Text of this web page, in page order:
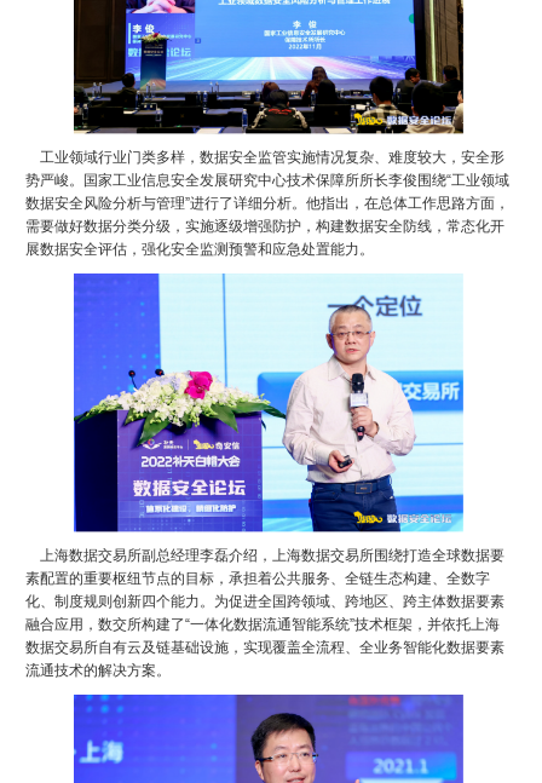
工业领域行业门类多样，数据安全监管实施情况复杂、难度较大，安全形
势严峻。国家工业信息安全发展研究中心技术保障所所长李俊围绕“工业领域
数据安全风险分析与管理”进行了详细分析。他指出，在总体工作思路方面，
需要做好数据分类分级，实施逐级增强防护，构建数据安全防线，常态化开
展数据安全评估，强化安全监测预警和应急处置能力。
上海数据交易所副总经理李磊介绍，上海数据交易所围绕打造全球数据要
素配置的重要枢纽节点的目标，承担着公共服务、全链生态构建、全数字
化、制度规则创新四个能力。为促进全国跨领域、跨地区、跨主体数据要素
融合应用，数交所构建了“一体化数据流通智能系统”技术框架，并依托上海
数据交易所自有云及链基础设施，实现覆盖全流程、全业务智能化数据要素
流通技术的解决方案。